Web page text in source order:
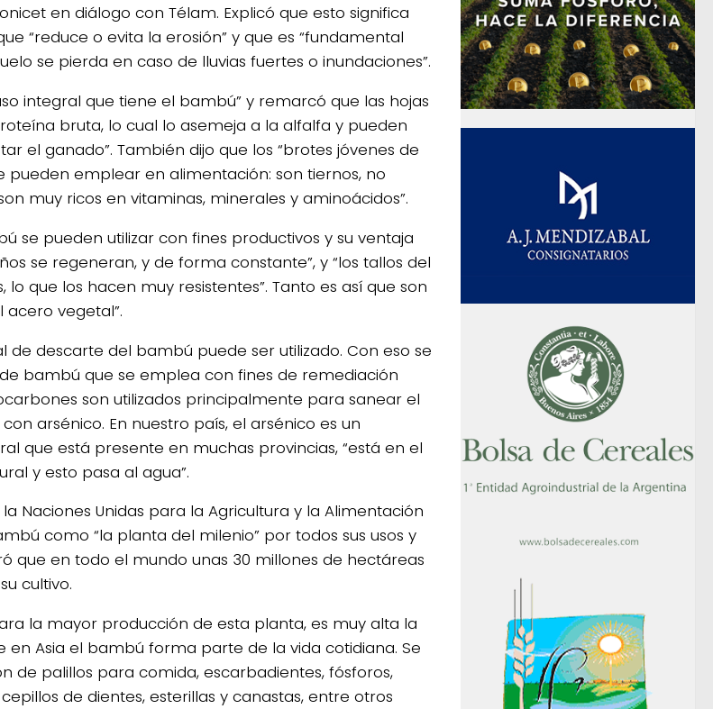
en diálogo con Télam. Explicó que esto significa
“reduce o evita la erosión” y que es “fundamental
se pierda en caso de lluvias fuertes o inundaciones”.
integral que tiene el bambú” y remarcó que las hojas
bruta, lo cual lo asemeja a la alfalfa y pueden
el ganado”. También dijo que los “brotes jóvenes de
pueden emplear en alimentación: son tiernos, no
muy ricos en vitaminas, minerales y aminoácidos”.
se pueden utilizar con fines productivos y su ventaja
se regeneran, y de forma constante”, y “los tallos del
lo que los hacen muy resistentes”. Tanto es así que son
acero vegetal”.
de descarte del bambú puede ser utilizado. Con eso se
bambú que se emplea con fines de remediación
son utilizados principalmente para sanear el
arsénico. En nuestro país, el arsénico es un
que está presente en muchas provincias, “está en el
y esto pasa al agua”.
Naciones Unidas para la Agricultura y la Alimentación
como “la planta del milenio” por todos sus usos y
que en todo el mundo unas 30 millones de hectáreas
cultivo.
la mayor producción de esta planta, es muy alta la
en Asia el bambú forma parte de la vida cotidiana. Se
de palillos para comida, escarbadientes, fósforos,
de dientes, esterillas y canastas, entre otros